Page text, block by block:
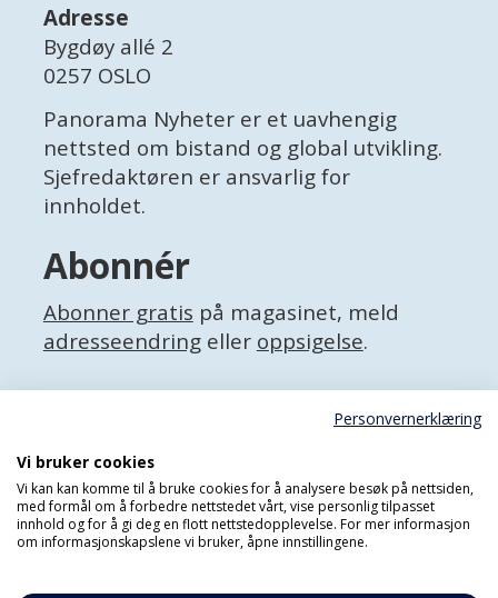
Adresse
Bygdøy allé 2
0257 OSLO
Panorama Nyheter er et uavhengig
nettsted om bistand og global utvikling.
Sjefredaktøren er ansvarlig for
innholdet.
Abonnér
Abonner gratis på magasinet, meld
adresseendringeller oppsigelse.
Facebook
Personvernerklæring
Personvernerklæring
Vi bruker cookies
Vi kan kan komme til å bruke cookies for å analysere besøk på nettsiden,
med formål om å forbedre nettstedet vårt, vise personlig tilpasset
innhold og for å gi deg en flott nettstedopplevelse. For mer informasjon
om informasjonskapslene vi bruker, åpne innstillingene.